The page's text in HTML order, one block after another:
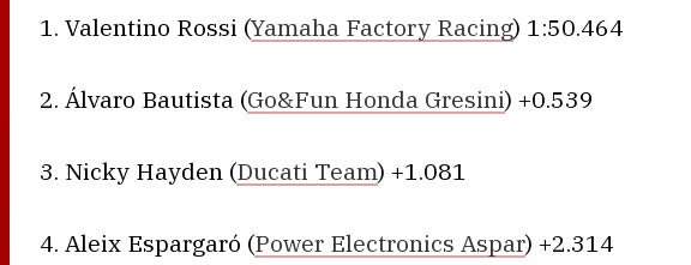
1. Valentino Rossi (Yamaha Factory Racing) 1:50.464
2. Álvaro Bautista (Go&Fun Honda Gresini) +0.539
3. Nicky Hayden (Ducati Team) +1.081
4. Aleix Espargaró (Power Electronics Aspar) +2.314